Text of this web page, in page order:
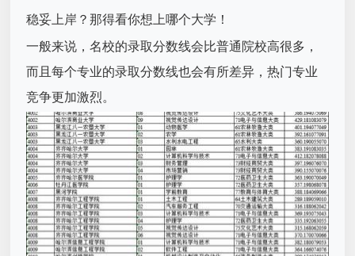
稳妥上岸？那得看你想上哪个大学！
一般来说，名校的录取分数线会比普通院校高很多，
而且每个专业的录取分数线也会有所差异，热门专业
竞争更加激烈。